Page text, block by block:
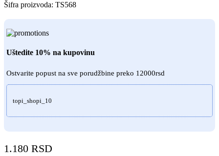
Šifra proizvoda: TS568
Uštedite 10% na kupovinu
Ostvarite popust na sve porudžbine preko 12000rsd
topi_shopi_10
1.180 RSD